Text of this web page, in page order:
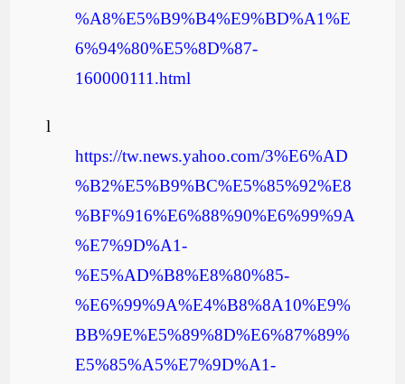
%A8%E5%B9%B4%E9%BD%A1%E
6%94%80%E5%8D%87-
160000111.html
l
https://tw.news.yahoo.com/3%E6%AD
%B2%E5%B9%BC%E5%85%92%E8
%BF%916%E6%88%90%E6%99%9A
%E7%9D%A1-
%E5%AD%B8%E8%80%85-
%E6%99%9A%E4%B8%8A10%E9%
BB%9E%E5%89%8D%E6%87%89%
E5%85%A5%E7%9D%A1-